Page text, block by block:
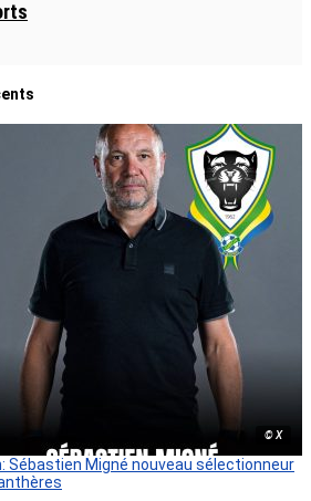
© X
Sébastien Migné nouveau sélectionneur